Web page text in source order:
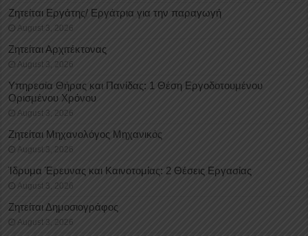
Ζητείται Εργάτης/ Εργάτρια για την παραγωγή
August 3, 2026
Ζητείται Αρχιτέκτονας
August 3, 2026
Υπηρεσία Θήρας και Πανίδας: 1 Θέση Eργοδοτουμένου
Oρισμένου Xρόνου
August 3, 2026
Ζητείται Μηχανολόγος Μηχανικός
August 3, 2026
Ίδρυμα Έρευνας και Καινοτομίας: 2 Θέσεις Εργασίας
August 3, 2026
Ζητείται Δημοσιογράφος
August 3, 2026